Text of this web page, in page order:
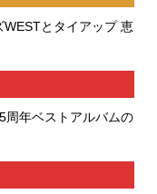
WESTとタイアップ 恵
周年ベストアルバムの